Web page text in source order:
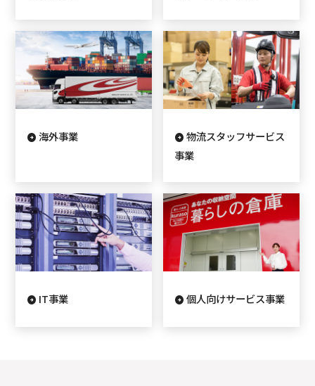
海外事業
物流スタッフサービス
事業
IT事業 個人向けサービス事業